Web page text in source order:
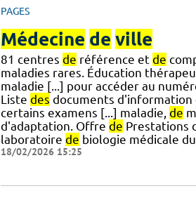
PAGES
Médecine de ville
81 centres de référence et de
maladies rares. Éducation
maladie [...] pour accéder au
Liste des documents d'information
certains examens [...] maladie, de
d'adaptation. Offre de Prestations
laboratoire de biologie médicale du
18/02/2026 15:25